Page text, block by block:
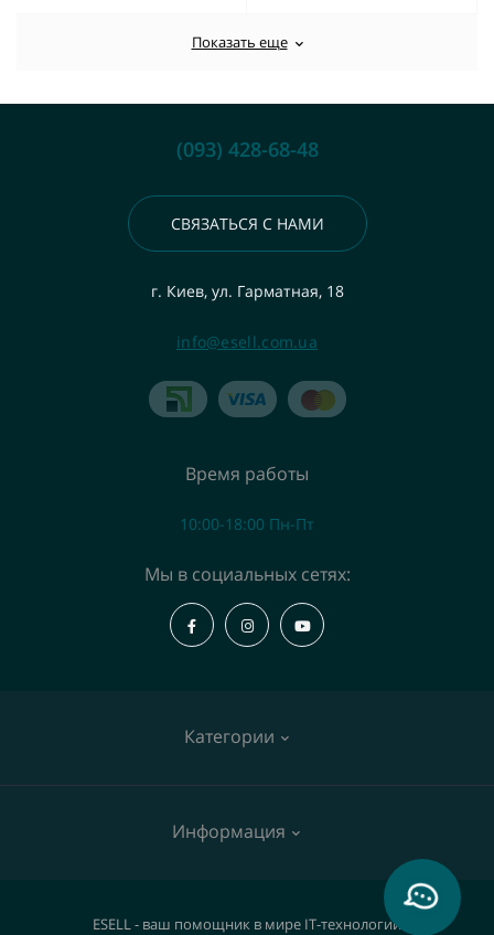
Показать еще
(093) 428-68-48
СВЯЗАТЬСЯ С НАМИ
г. Киев, ул. Гарматная, 18
info@esell.com.ua
Категории
Информация
Время работы
10:00-18:00 Пн-Пт
Мы в социальных сетях:
ESELL - ваш помощник в мире IT-технологий